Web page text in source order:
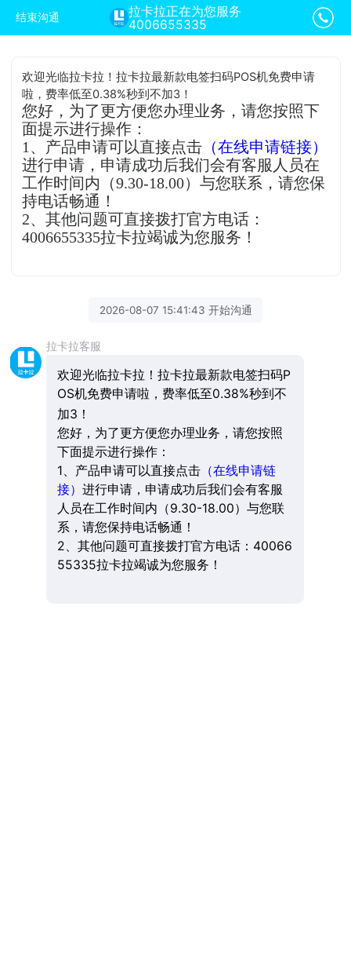
结束沟通
拉卡拉正在为您服务
4006655335
欢迎光临拉卡拉！拉卡拉最新款电签扫码POS机免费申请
啦，费率低至0.38%秒到不加3！
您好，为了更方便您办理业务，请您按照下
面提示进行操作：
1、产品申请可以直接点击 （在线申请链接）
进行申请，申请成功后我们会有客服人员在
工作时间内（9.30-18.00）与您联系，请您保
持电话畅通！
2、其他问题可直接拨打官方电话：
4006655335拉卡拉竭诚为您服务！
2026-08-07 15:41:43 开始沟通
拉卡拉客服
欢迎光临拉卡拉！拉卡拉最新款电签扫码P
OS机免费申请啦，费率低至0.38%秒到不
加3！
您好，为了更方便您办理业务，请您按照
下面提示进行操作：
1、产品申请可以直接点击（在线申请链
接） 进行申请，申请成功后我们会有客服
人员在工作时间内（9.30-18.00）与您联
系，请您保持电话畅通！
2、其他问题可直接拨打官方电话：40066
55335拉卡拉竭诚为您服务！